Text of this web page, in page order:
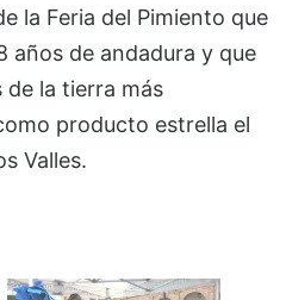
la Feria del Pimiento que
años de andadura y que
de la tierra más
producto estrella el
Valles.